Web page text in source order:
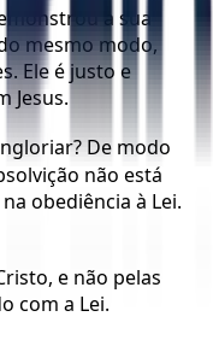
a sua
mesmo modo,
Ele é justo e
Jesus.
De modo
não está
obediência à Lei.
e não pelas
com a Lei.